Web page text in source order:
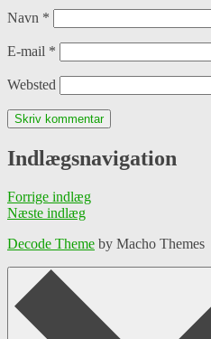
Navn *
E-mail *
Websted
Indlægsnavigation
Forrige indlæg
Næste indlæg
Decode Theme by Macho Themes